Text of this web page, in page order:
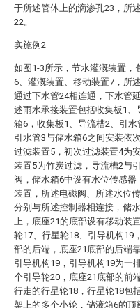
于所述管体上的滴渗孔23，所
22。
实施例2
如图1-3所示，节水灌溉装置，
6、灌溉装置、移动装置7，所
通过下水管24相连通，下水管
述雨水承接装置包括收集板1
箱6，收集板1、导流槽2、引水
引水管3与储水箱6之间安装依
过滤装置5，初次过滤装置4为
装置5为竹炭过滤，导流槽2与
阀，储水箱6中设有水位传感器
装置，所述电磁阀、所述水位
分别与所述控制器相连接，储
上，底座21的底部设有移动装
轮17、行星轮18、引导机构19
部的后端，底座21底部的后端
引导机构19，引导机构19为一
个引导轮20，底座21底部的前
行走的行星轮18，行星轮18包
架上的多个小轮，储液箱6的